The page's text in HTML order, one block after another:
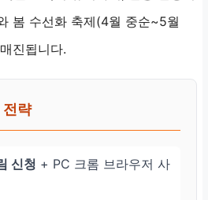
봄 수선화 축제(4월 중순~5월
진됩니다.
전략
신청 + PC 크롬 브라우저 사